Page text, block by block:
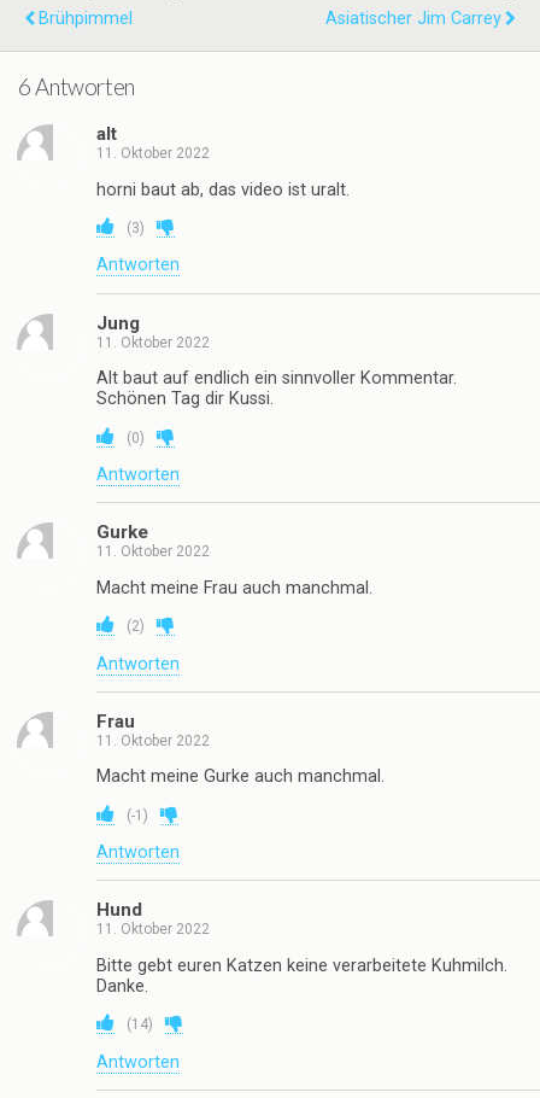
Brühpimmel
Asiatischer Jim Carrey
6 Antworten
alt
11. Oktober 2022
horni baut ab, das video ist uralt.
(3)
Antworten
Jung
11. Oktober 2022
Alt baut auf endlich ein sinnvoller Kommentar.
Schönen Tag dir Kussi.
(0)
Antworten
Gurke
11. Oktober 2022
Macht meine Frau auch manchmal.
(2)
Antworten
Frau
11. Oktober 2022
Macht meine Gurke auch manchmal.
(-1 )
Antworten
Hund
11. Oktober 2022
Bitte gebt euren Katzen keine verarbeitete Kuhmilch.
Danke.
(14)
Antworten